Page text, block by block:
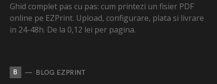
Ghid complet pas cu pas: cum printezi un fisier PDF
online pe EZPrint. Upload, configurare, plata si livrare
in 24-48h. De la 0,12 lei per pagina.
B BLOG EZPRINT